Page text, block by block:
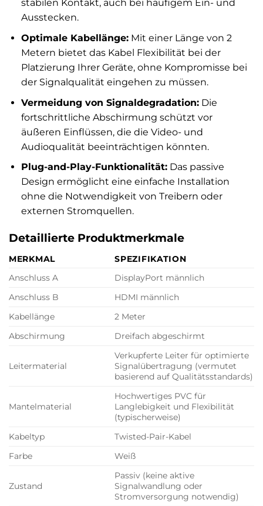
stabilen Kontakt, auch bei häufigem Ein- und
Ausstecken.
Optimale Kabellänge:Mit einer Länge von 2
Metern bietet das Kabel Flexibilität bei der
Platzierung Ihrer Geräte, ohne Kompromisse bei
der Signalqualität eingehen zu müssen.
Vermeidung von Signaldegradation:Die
fortschrittliche Abschirmung schützt vor
äußeren Einflüssen, die die Video- und
Audioqualität beeinträchtigen könnten.
Plug-and-Play-Funktionalität:Das passive
Design ermöglicht eine einfache Installation
ohne die Notwendigkeit von Treibern oder
externen Stromquellen.
Detaillierte Produktmerkmale
MERKMAL
SPEZIFIKATION
Anschluss A
DisplayPort männlich
Anschluss B
HDMI männlich
Kabellänge
2 Meter
Abschirmung
Dreifach abgeschirmt
Leitermaterial
Verkupferte Leiter für optimierte
Signalübertragung (vermutet
basierend auf Qualitätsstandards)
Mantelmaterial
Hochwertiges PVC für
Langlebigkeit und Flexibilität
(typischerweise)
Kabeltyp
Twisted-Pair-Kabel
Farbe
Weiß
Zustand
Passiv (keine aktive
Signalwandlung oder
Stromversorgung notwendig)